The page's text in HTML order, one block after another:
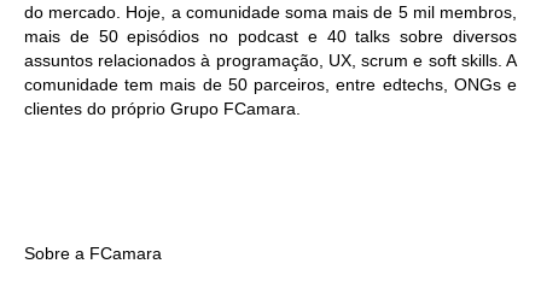
do mercado. Hoje, a comunidade soma mais de 5 mil membros,
mais de 50 episódios no podcast e 40 talks sobre diversos
assuntos relacionados à programação, UX, scrum e soft skills. A
comunidade tem mais de 50 parceiros, entre edtechs, ONGs e
clientes do próprio Grupo FCamara.
Sobre a FCamara